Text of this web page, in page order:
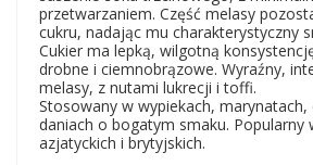
przetwarzaniem. Część melasy
cukru, nadając mu charakterystyczny
Cukier ma lepką, wilgotną
drobne i ciemnobrązowe. Wyraźny,
melasy, z nutami lukrecji i toffi.
Stosowany w wypiekach, marynatach,
daniach o bogatym smaku. Popularny
azjatyckich i brytyjskich.